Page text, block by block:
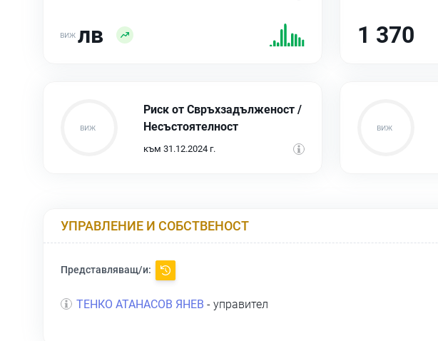
лв 1 370
Риск от Свръхзадълженост /
Несъстоятелност
към 31.12.2024 г.
УПРАВЛЕНИЕ И СОБСТВЕНОСТ
Представляващ/и:
ТЕНКО АТАНАСОВ ЯНЕВ - управител